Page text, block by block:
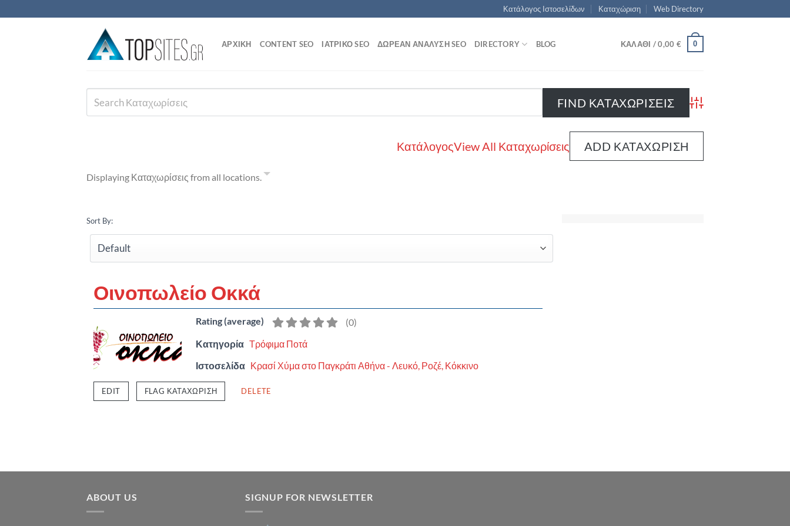
στο
Κατάλογος Ιστοσελίδων Καταχώριση Web Directory
ΑΡΧΙΚΗ CONTENT SEO ΙΑΤΡΙΚΌ SEO ΔΩΡΕΆΝ ΑΝΆΛΥΣΗ SEO DIRECTORY BLOG ΚΑΛΆΘΙ /0,00 € 0
Advanced Search
ΚατάλογοςView All Καταχωρίσεις ADD ΚΑΤΑΧΏΡΙΣΗ
Displaying Καταχωρίσεις from all locations.
Sort By:
Οινοπωλείο Οκκά
Rating (average) (0)
Κατηγορία Τρόφιμα Ποτά
Ιστοσελίδα Κρασί Χύμα στο Παγκράτι Αθήνα - Λευκό, Ροζέ, Κόκκινο
EDIT FLAG ΚΑΤΑΧΏΡΙΣΗ DELETE
ABOUT US SIGNUP FOR NEWSLETTER